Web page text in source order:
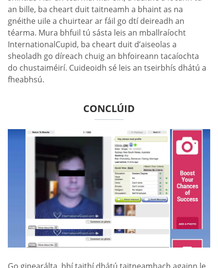
an bille, ba cheart duit taitneamh a bhaint as na
gnéithe uile a chuirtear ar fáil go dtí deireadh an
téarma. Mura bhfuil tú sásta leis an mballraíocht
InternationalCupid, ba cheart duit d’aiseolas a
sheoladh go díreach chuig an bhfoireann tacaíochta
do chustaiméirí. Cuideoidh sé leis an tseirbhís dhátú a
fheabhsú.
CONCLÚID
Go ginearálta, bhí taithí dhátú taitneamhach againn le